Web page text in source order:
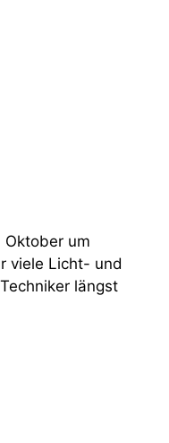
Oktober um
viele Licht- und
längst